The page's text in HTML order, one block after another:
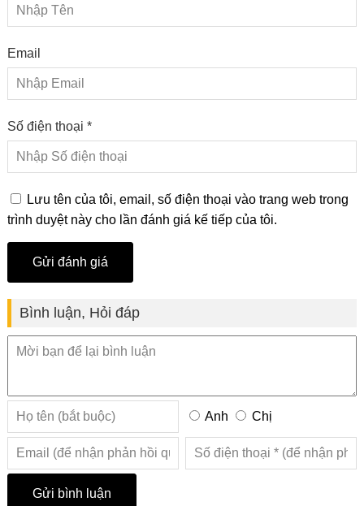
Email
Số điện thoại *
Lưu tên của tôi, email, số điện thoại vào trang web trong
trình duyệt này cho lần đánh giá kế tiếp của tôi.
Bình luận, Hỏi đáp
Anh Chị